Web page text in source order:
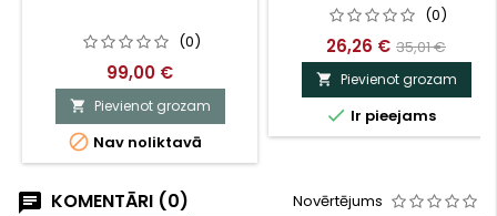
(0)
99,00 €
 Pievienot grozam
 Nav noliktavā
(0)
26,26 € 35,01 €
 Pievienot grozam
 Ir pieejams
KOMENTĀRI (0) Novērtējums